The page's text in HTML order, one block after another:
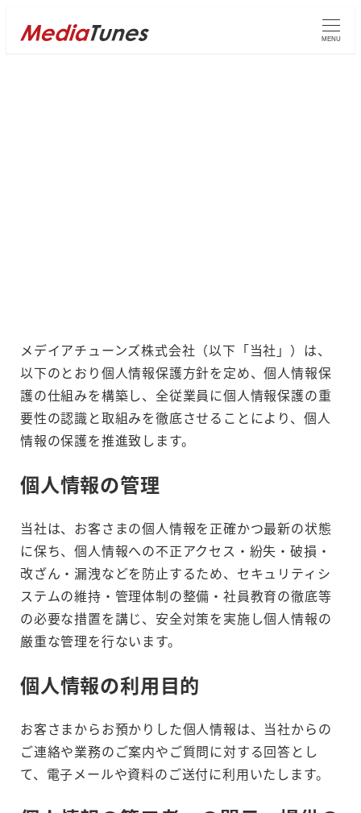
MENU
メデイアチューンズ株式会社（以下「当社」）は、
以下のとおり個人情報保護方針を定め、個人情報保
護の仕組みを構築し、全従業員に個人情報保護の重
要性の認識と取組みを徹底させることにより、個人
情報の保護を推進致します。
個人情報の管理
当社は、お客さまの個人情報を正確かつ最新の状態
に保ち、個人情報への不正アクセス・紛失・破損・
改ざん・漏洩などを防止するため、セキュリティシ
ステムの維持・管理体制の整備・社員教育の徹底等
の必要な措置を講じ、安全対策を実施し個人情報の
厳重な管理を行ないます。
個人情報の利用目的
お客さまからお預かりした個人情報は、当社からの
ご連絡や業務のご案内やご質問に対する回答とし
て、電子メールや資料のご送付に利用いたします。